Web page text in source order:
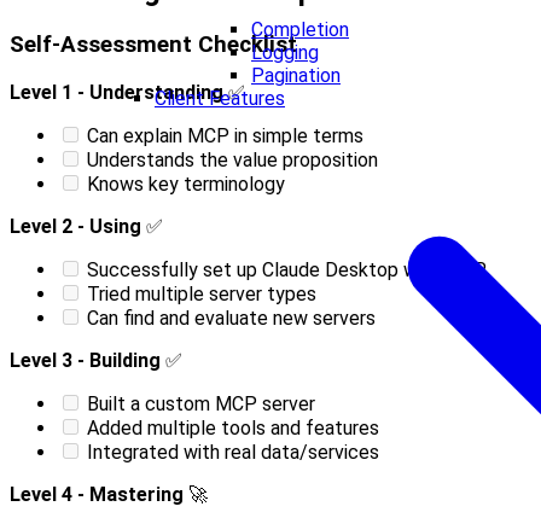
Completion
Logging
Pagination
Client Features
Self-Assessment Checklist
Level 1 - Understanding✅
Can explain MCP in simple terms
Understands the value proposition
Knows key terminology
Level 2 - Using ✅
Successfully set up Claude Desktop with MCP
Tried multiple server types
Can find and evaluate new servers
Level 3 - Building ✅
Built a custom MCP server
Added multiple tools and features
Integrated with real data/services
Level 4 - Mastering 🚀